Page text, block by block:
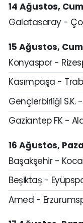
14 Ağustos,
Galatasaray -
15 Ağustos,
Konyaspor -
Kasımpaşa -
Gençlerbirliği S.K.
Gaziantep FK -
16 Ağustos,
Başakşehir -
Beşiktaş -
Amed -